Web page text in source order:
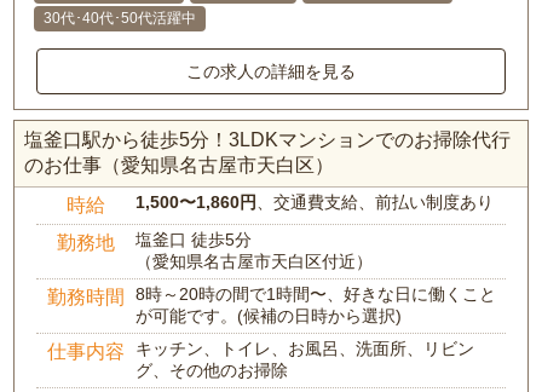
30代･40代･50代活躍中
この求人の詳細を見る
塩釜口駅から徒歩5分！3LDKマンションでのお掃除代行
のお仕事（愛知県名古屋市天白区）
時給 1,500〜1,860円 、交通費支給、前払い制度あり
勤務地
塩釜口 徒歩5分
（愛知県名古屋市天白区付近）
勤務時間
8時～20時の間で1時間〜、好きな日に働くこと
が可能です。(候補の日時から選択)
仕事内容
キッチン、トイレ、お風呂、洗面所、リビン
グ、その他のお掃除